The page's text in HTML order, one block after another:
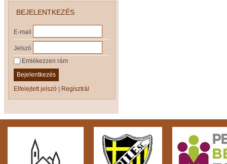
BEJELENTKEZÉS
E-mail
Jelszó
Emlékezzen rám
Bejelentkezés
Elfelejtett jelszó | Regisztrál